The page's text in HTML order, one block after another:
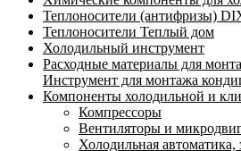
Теплоносители (антифризы)
Теплоносители Теплый дом
Холодильный инструмент
Расходные материалы для
Инструмент для монтажа
Компоненты холодильной и
Компрессоры
Вентиляторы и
Холодильная автоматика,